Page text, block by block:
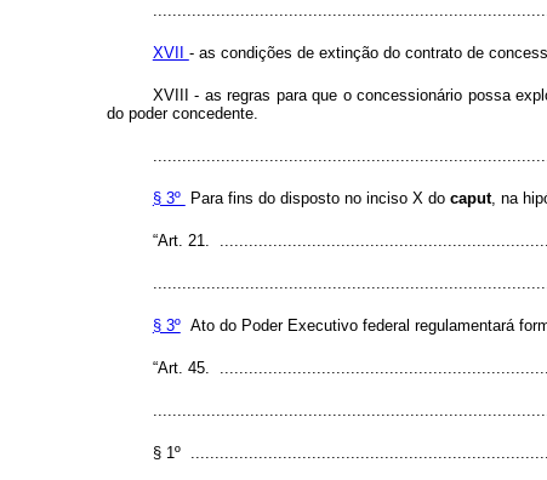
XVII - as condições de extinção do contrato de
XVIII - as regras para que o concessionário possa
do poder concedente.
§ 3º Para fins do disposto no inciso X do caput, na
“Art. 21.
§ 3ºAto do Poder Executivo federal regulamentará
“Art. 45.
§ 1º